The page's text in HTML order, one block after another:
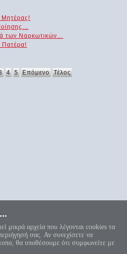
Μητέρας!
των Ναρκωτικών...
Πατέρα!
4 5 Επόμενο Τέλος
τον ιστότοπό μας 220 guests και
το κύκλου μήκος ίνα
αριθμόν απέραντον, καί όν,
θνητοί θα εύρωσι.»
μικρά αρχεία που λέγονται cookies τα
σας. Αν συνεχίσετε να
θα υποθέσουμε ότι συμφωνείτε με